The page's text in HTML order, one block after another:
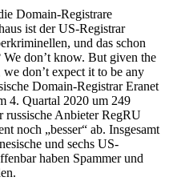
Domain-Registrare
ist der US-Registrar
und das schon
don’t know. But given the
don’t expect it to be any
Domain-Registrar Eranet
4. Quartal 2020 um 249
russische Anbieter RegRU
noch „besser“ ab. Insgesamt
und sechs US-
haben Spammer und